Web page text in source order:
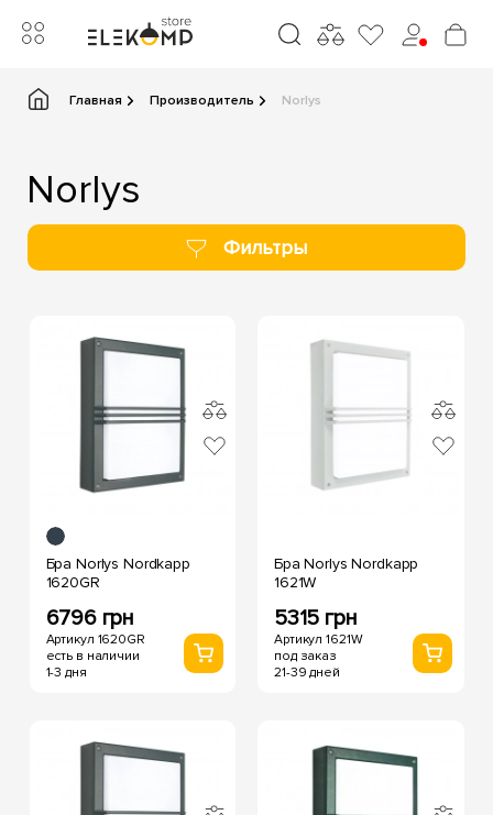
Главная Производитель Norlys
Norlys
Фильтры
Бра Norlys Nordkapp
1620GR
6796 грн
Артикул 1620GR
есть в наличии
1-3 дня
Бра Norlys Nordkapp
1621W
5315 грн
Артикул 1621W
под заказ
21-39 дней